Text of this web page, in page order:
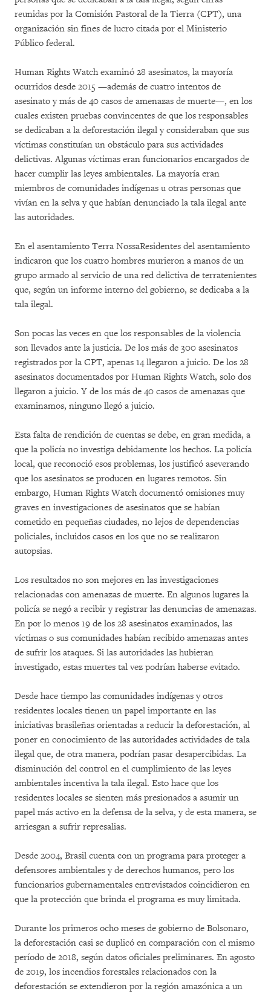
reunidas por la Comisión Pastoral de la Tierra (CPT), una
organización sin fines de lucro citada por el Ministerio
Público federal.
Human Rights Watch examinó 28 asesinatos, la mayoría
ocurridos desde 2015 —además de cuatro intentos de
asesinato y más de 40 casos de amenazas de muerte—, en los
cuales existen pruebas convincentes de que los responsables
se dedicaban a la deforestación ilegal y consideraban que sus
víctimas constituían un obstáculo para sus actividades
delictivas. Algunas víctimas eran funcionarios encargados de
hacer cumplir las leyes ambientales. La mayoría eran
miembros de comunidades indígenas u otras personas que
vivían en la selva y que habían denunciado la tala ilegal ante
las autoridades.
En el asentamiento Terra NossaResidentes del asentamiento
indicaron que los cuatro hombres murieron a manos de un
grupo armado al servicio de una red delictiva de terratenientes
que, según un informe interno del gobierno, se dedicaba a la
tala ilegal.
Son pocas las veces en que los responsables de la violencia
son llevados ante la justicia. De los más de 300 asesinatos
registrados por la CPT, apenas 14 llegaron a juicio. De los 28
asesinatos documentados por Human Rights Watch, solo dos
llegaron a juicio. Y de los más de 40 casos de amenazas que
examinamos, ninguno llegó a juicio.
Esta falta de rendición de cuentas se debe, en gran medida, a
que la policía no investiga debidamente los hechos. La policía
local, que reconoció esos problemas, los justificó aseverando
que los asesinatos se producen en lugares remotos. Sin
embargo, Human Rights Watch documentó omisiones muy
graves en investigaciones de asesinatos que se habían
cometido en pequeñas ciudades, no lejos de dependencias
policiales, incluidos casos en los que no se realizaron
autopsias.
Los resultados no son mejores en las investigaciones
relacionadas con amenazas de muerte. En algunos lugares la
policía se negó a recibir y registrar las denuncias de amenazas.
En por lo menos 19 de los 28 asesinatos examinados, las
víctimas o sus comunidades habían recibido amenazas antes
de sufrir los ataques. Si las autoridades las hubieran
investigado, estas muertes tal vez podrían haberse evitado.
Desde hace tiempo las comunidades indígenas y otros
residentes locales tienen un papel importante en las
iniciativas brasileñas orientadas a reducir la deforestación, al
poner en conocimiento de las autoridades actividades de tala
ilegal que, de otra manera, podrían pasar desapercibidas. La
disminución del control en el cumplimiento de las leyes
ambientales incentiva la tala ilegal. Esto hace que los
residentes locales se sienten más presionados a asumir un
papel más activo en la defensa de la selva, y de esta manera, se
arriesgan a sufrir represalias.
Desde 2004, Brasil cuenta con un programa para proteger a
defensores ambientales y de derechos humanos, pero los
funcionarios gubernamentales entrevistados coincidieron en
que la protección que brinda el programa es muy limitada.
Durante los primeros ocho meses de gobierno de Bolsonaro,
la deforestación casi se duplicó en comparación con el mismo
período de 2018, según datos oficiales preliminares. En agosto
de 2019, los incendios forestales relacionados con la
deforestación se extendieron por la región amazónica a un